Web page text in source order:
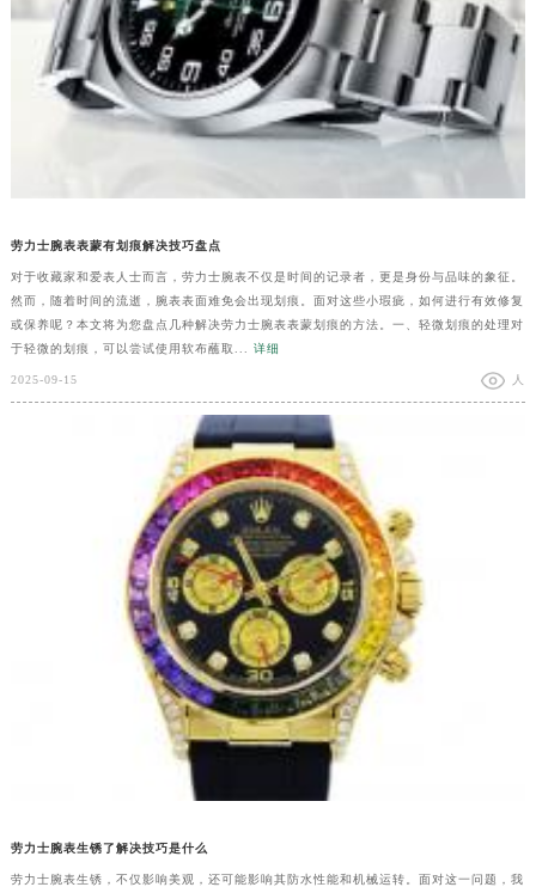
劳力士腕表表蒙有划痕解决技巧盘点
对于收藏家和爱表人士而言，劳力士腕表不仅是时间的记录者，更是身份与品味的象征。
然而，随着时间的流逝，腕表表面难免会出现划痕。面对这些小瑕疵，如何进行有效修复
或保养呢？本文将为您盘点几种解决劳力士腕表表蒙划痕的方法。一、轻微划痕的处理对
于轻微的划痕，可以尝试使用软布蘸取... 详细
2025-09-15 人
劳力士腕表生锈了解决技巧是什么
劳力士腕表生锈，不仅影响美观，还可能影响其防水性能和机械运转。面对这一问题，我